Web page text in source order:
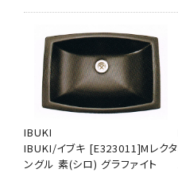
IBUKI
IBUKI/イブキ [E323011]Mレクタ
ングル 素(シロ) グラファイト